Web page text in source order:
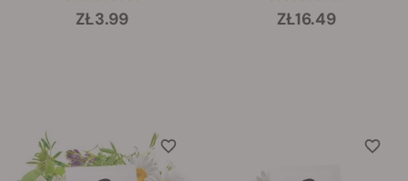
ZŁ3.99 ZŁ16.49